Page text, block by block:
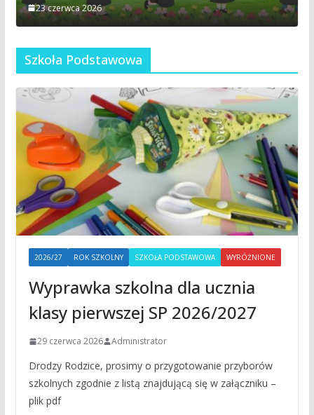
23 czerwca 2026
Szkoła Podstawowa
2026/27 ROK SZKOLNY SZKOŁA PODSTAWOWA WYRÓŻNIONE
Wyprawka szkolna dla ucznia
klasy pierwszej SP 2026/2027
29 czerwca 2026 Administrator
Drodzy Rodzice, prosimy o przygotowanie przyborów
szkolnych zgodnie z listą znajdującą się w załączniku –
plik pdf